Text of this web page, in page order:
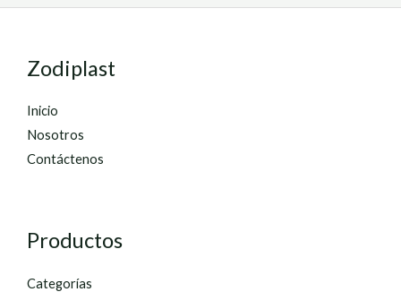
Zodiplast
Inicio
Nosotros
Contáctenos
Productos
Categorías